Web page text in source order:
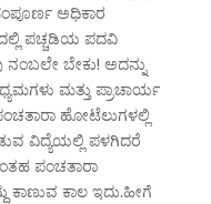
ಅಧಿಕಾರ
ಪಚ್ಚಡಿಯ ಪದವಿ
ನಂಬಲೇ ಬೇಕು! ಅದನ್ನು
ಮತ್ತು ಪ್ರಾಚಾರ್ಯ
ಹೋಟೆಲುಗಳಲ್ಲಿ
ವಿದ್ಯೆಯಲ್ಲಿ ಪಳಗಿದರೆ
ಪಂಚತಾರಾ
ಕಾಣುವ ಕಾಲ ಇದು.ಹೀಗೆ